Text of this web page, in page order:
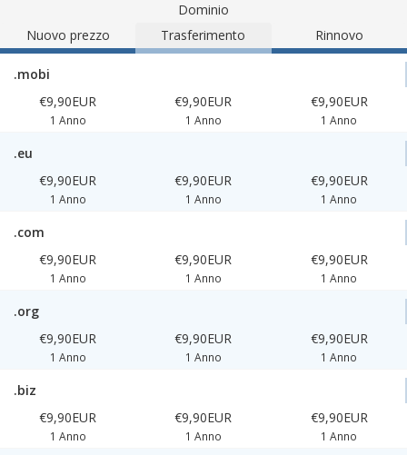
Dominio
Nuovo prezzo
Trasferimento Rinnovo
.mobi
€9,90EUR
1 Anno
€9,90EUR
1 Anno
€9,90EUR
1 Anno
.eu
€9,90EUR
1 Anno
€9,90EUR
1 Anno
€9,90EUR
1 Anno
.com
€9,90EUR
1 Anno
€9,90EUR
1 Anno
€9,90EUR
1 Anno
.org
€9,90EUR
1 Anno
€9,90EUR
1 Anno
€9,90EUR
1 Anno
.biz
€9,90EUR
1 Anno
€9,90EUR
1 Anno
€9,90EUR
1 Anno